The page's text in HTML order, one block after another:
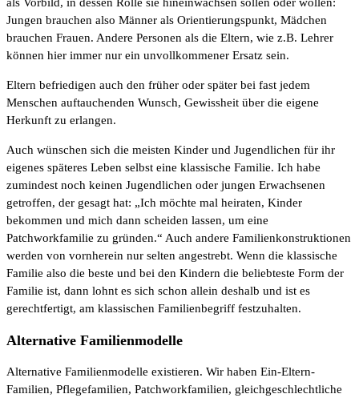
Jungen brauchen also Männer als Orientierungspunkt, Mädchen
brauchen Frauen. Andere Personen als die Eltern, wie z.B. Lehrer
können hier immer nur ein unvollkommener Ersatz sein.
Eltern befriedigen auch den früher oder später bei fast jedem
Menschen auftauchenden Wunsch, Gewissheit über die eigene
Herkunft zu erlangen.
Auch wünschen sich die meisten Kinder und Jugendlichen für ihr
eigenes späteres Leben selbst eine klassische Familie. Ich habe
zumindest noch keinen Jugendlichen oder jungen Erwachsenen
getroffen, der gesagt hat: „Ich möchte mal heiraten, Kinder
bekommen und mich dann scheiden lassen, um eine
Patchworkfamilie zu gründen.“ Auch andere Familienkonstruktionen
werden von vornherein nur selten angestrebt. Wenn die klassische
Familie also die beste und bei den Kindern die beliebteste Form der
Familie ist, dann lohnt es sich schon allein deshalb und ist es
gerechtfertigt, am klassischen Familienbegriff festzuhalten.
Alternative Familienmodelle
Alternative Familienmodelle existieren. Wir haben Ein-Eltern-
Familien, Pflegefamilien, Patchworkfamilien, gleichgeschlechtliche